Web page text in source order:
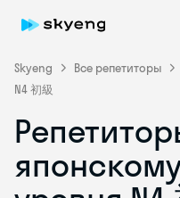
Skyeng Все репетиторы
N4 初級